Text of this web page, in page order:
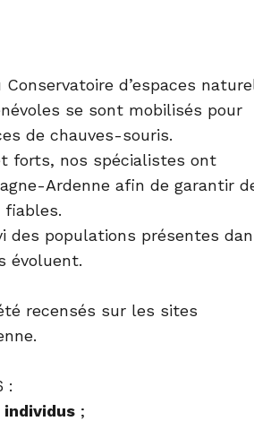
d’espaces
se sont mobilisés pour
de chauves-souris.
forts, nos spécialistes ont
Ardenne afin de garantir
fiables.
des populations présentes
évoluent.
recensés sur les sites
:
individus ;